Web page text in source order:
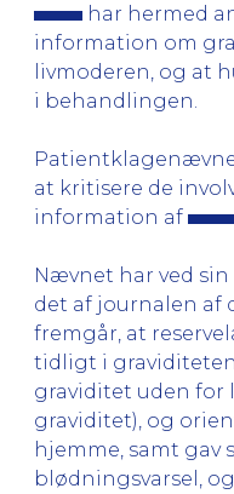
har hermed
information om
livmoderen, og at
i behandlingen.
at kritisere de
information af
Nævnet har ved
det af journalen af
fremgår, at
tidligt i
graviditet uden for
graviditet), og
hjemme, samt gav
blødningsvarsel,